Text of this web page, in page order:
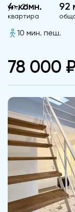
4-комн.
квартира
92
10 мин. пеш.
78 000